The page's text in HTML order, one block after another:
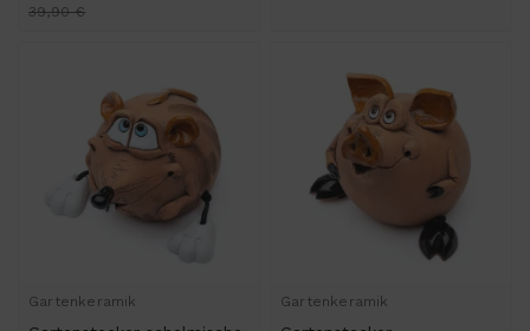
39,90 €
Gartenkeramik Gartenkeramik